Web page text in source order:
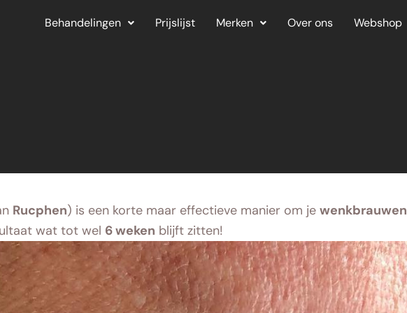
Behandelingen Prijslijst Merken Over ons Webshop
Rucphen) is een korte maar effectieve manier om je wenkbrauwen
wat tot wel 6 weken blijft zitten!